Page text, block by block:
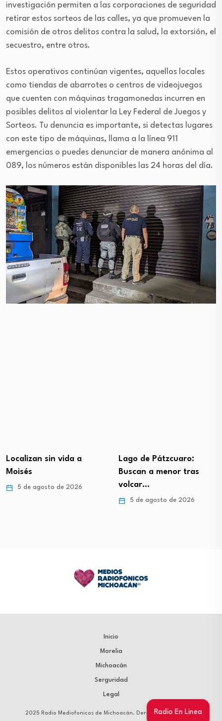
Radio En Linea
investigación permiten a las corporaciones de seguridad
retirar estos sorteos de las calles, ya que promueven la
comisión de otros delitos contra la salud, la extorsión, el
secuestro, entre otros.
Estos operativos continúan vigentes, aquellos locales
como tiendas de abarrotes o centros de videojuegos
que cuenten con máquinas tragamonedas incurren en
posibles delitos al violentar la Ley Federal de Juegos y
Sorteos. Tu denuncia es importante, si detectas lugares
con este tipo de máquinas, llama a la línea 911
emergencias o puedes denunciar de manera anónima al
089, los números están disponibles las 24 horas del día.
Localizan sin vida a
Moisés
5 de agosto de 2026
Lago de Pátzcuaro:
Buscan a menor tras
volcar…
5 de agosto de 2026
2025 Radio Mediofonicos de Michoacán. Derechos Reservados.
Inicio
Morelia
Michoacán
Serguridad
Legal